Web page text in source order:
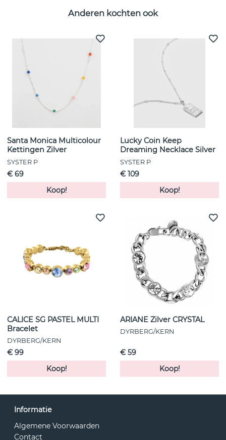
Anderen kochten ook
Santa Monica Multicolour
Kettingen Zilver
SYSTER P
€ 69
Koop!
Lucky Coin Keep
Dreaming Necklace Silver
SYSTER P
€ 109
Koop!
CALICE SG PASTEL MULTI
Bracelet
DYRBERG/KERN
€ 99
Koop!
ARIANE Zilver CRYSTAL
DYRBERG/KERN
€ 59
Koop!
Informatie
Algemene Voorwaarden
Contact